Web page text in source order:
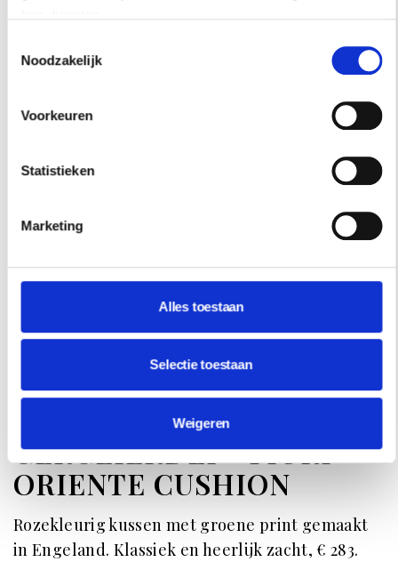
Noodzakelijk
Voorkeuren
Statistieken
Marketing
Alles toestaan
Selectie toestaan
Weigeren
GERGEIERDEI - FIORI
ORIENTE CUSHION
Rozekleurig kussen met groene print gemaakt
in Engeland. Klassiek en heerlijk zacht, € 283.